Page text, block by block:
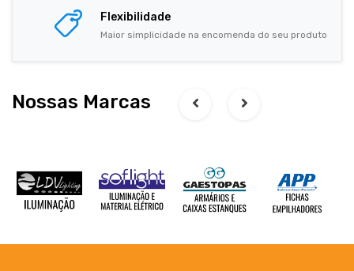
Flexibilidade
Maior simplicidade na encomenda do seu produto
Nossas Marcas